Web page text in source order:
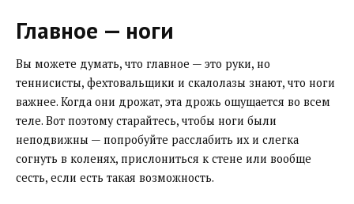
Главное — ноги
Вы можете думать, что главное — это руки, но
теннисисты, фехтовальщики и скалолазы знают, что ноги
важнее. Когда они дрожат, эта дрожь ощущается во всем
теле. Вот поэтому старайтесь, чтобы ноги были
неподвижны — попробуйте расслабить их и слегка
согнуть в коленях, прислониться к стене или вообще
сесть, если есть такая возможность.